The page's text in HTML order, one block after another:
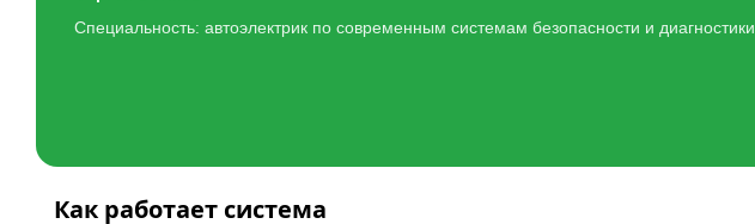
Специальность: автоэлектрик по современным системам безопасности и диагностики
Как работает система